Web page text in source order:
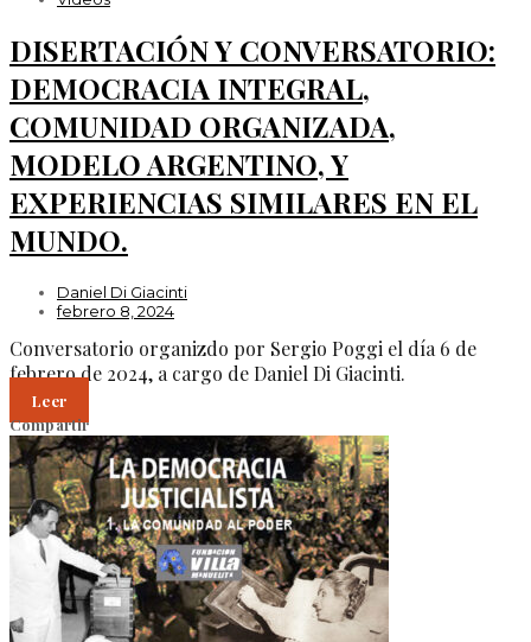
DISERTACIÓN Y CONVERSATORIO:
DEMOCRACIA INTEGRAL,
COMUNIDAD ORGANIZADA,
MODELO ARGENTINO, Y
EXPERIENCIAS SIMILARES EN EL
MUNDO.
Daniel Di Giacinti
febrero 8, 2024
Conversatorio organizdo por Sergio Poggi el día 6 de
febrero de 2024, a cargo de Daniel Di Giacinti.
Leer
Compartir